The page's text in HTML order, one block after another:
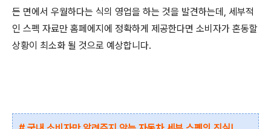
든 면에서 우월하다는 식의 영업을 하는 것을 발견하는데, 세부적
인 스펙 자료만 홈페에지에 정확하게 제공한다면 소비자가 혼동할
상황이 최소화 될 것으로 예상합니다.